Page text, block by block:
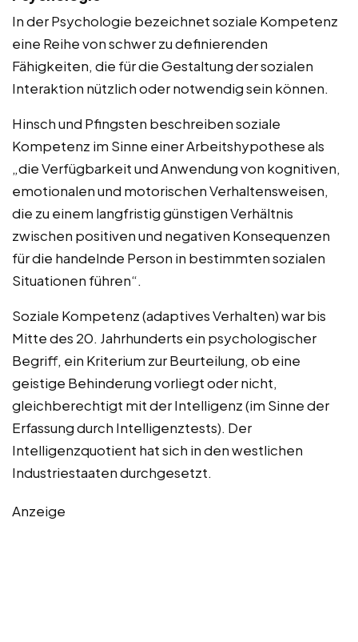
In der Psychologie bezeichnet soziale Kompetenz
eine Reihe von schwer zu definierenden
Fähigkeiten, die für die Gestaltung der sozialen
Interaktion nützlich oder notwendig sein können.
Hinsch und Pfingsten beschreiben soziale
Kompetenz im Sinne einer Arbeitshypothese als
„die Verfügbarkeit und Anwendung von kognitiven,
emotionalen und motorischen Verhaltensweisen,
die zu einem langfristig günstigen Verhältnis
zwischen positiven und negativen Konsequenzen
für die handelnde Person in bestimmten sozialen
Situationen führen“.
Soziale Kompetenz (adaptives Verhalten) war bis
Mitte des 20. Jahrhunderts ein psychologischer
Begriff, ein Kriterium zur Beurteilung, ob eine
geistige Behinderung vorliegt oder nicht,
gleichberechtigt mit der Intelligenz (im Sinne der
Erfassung durch Intelligenztests). Der
Intelligenzquotient hat sich in den westlichen
Industriestaaten durchgesetzt.
Anzeige